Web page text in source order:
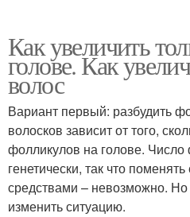
Как увеличить
голове. Как
волос
Вариант первый: разбудить
волосков зависит от того,
фолликулов на голове.
генетически, так что
средствами – невозможно. Но
изменить ситуацию.